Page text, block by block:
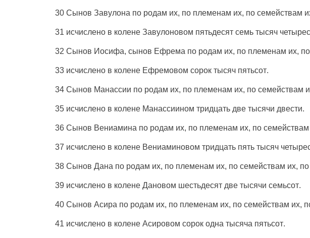
30 Сынов Завулона по родам их, по племенам их, по семействам
31 исчисленов колене Завулоновом пятьдесят семь тысяч
32 Сынов Иосифа, сынов Ефрема по родам их, по племенам их, по
33 исчисленов колене Ефремовом сорок тысяч пятьсот.
34 Сынов Манассии по родам их, по племенам их, по семействам
35 исчисленов колене Манассиином тридцать две тысячи двести.
36 Сынов Вениамина по родам их, по племенам их, по семействам
37 исчисленов колене Вениаминовом тридцать пять тысяч
38 Сынов Дана по родам их, по племенам их, по семействам их, по
39 исчисленов колене Дановом шестьдесят две тысячи семьсот.
40 Сынов Асира по родам их, по племенам их, по семействам их,
41 исчисленов колене Асировом сорок одна тысяча пятьсот.